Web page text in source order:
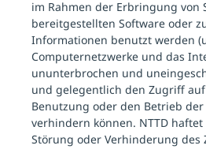
im Rahmen der Erbringung von
bereitgestellten Software oder
Informationen benutzt werden
Computernetzwerke und das
ununterbrochen und
und gelegentlich den Zugriff
Benutzung oder den Betrieb
verhindern können. NTTD
Störung oder Verhinderung des